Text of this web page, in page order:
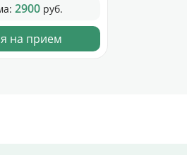
2900 руб.
на прием